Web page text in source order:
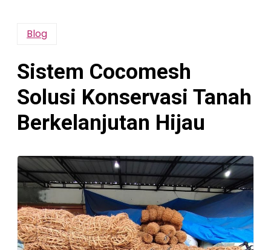
Blog
Sistem Cocomesh
Solusi Konservasi Tanah
Berkelanjutan Hijau